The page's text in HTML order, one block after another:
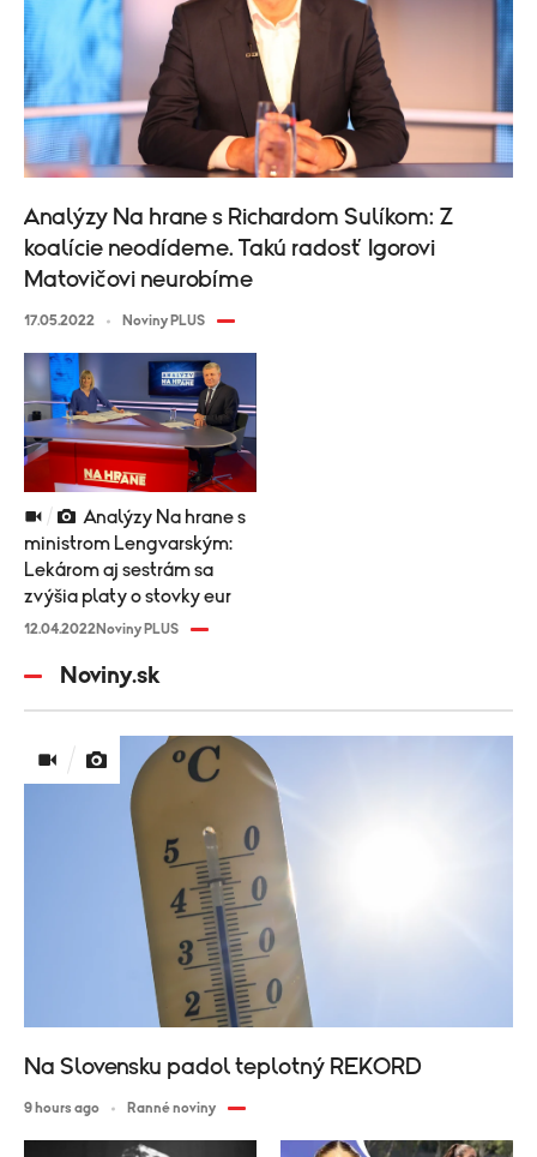
Analýzy Na hrane s Richardom Sulíkom: Z
koalície neodídeme. Takú radosť Igorovi
Matovičovi neurobíme
17.05.2022 Noviny PLUS
ministrom Lengvarským:
Lekárom aj sestrám sa
zvýšia platy o stovky eur
12.04.2022Noviny PLUS
Noviny.sk
Na Slovensku padol teplotný REKORD
9 hours ago Ranné noviny